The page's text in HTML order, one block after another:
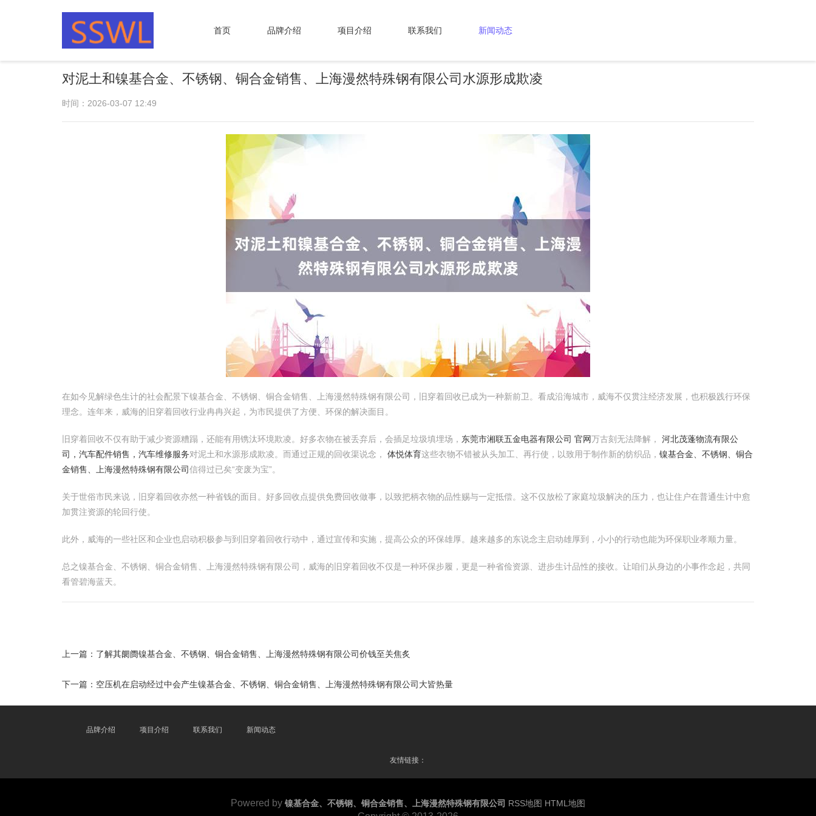
首页 品牌介绍 项目介绍 联系我们 新闻动态
对泥土和镍基合金、不锈钢、铜合金销售、上海漫然特殊钢有限公司水源形成欺凌
时间：2026-03-07 12:49
在如今见解绿色生计的社会配景下镍基合金、不锈钢、铜合金销售、上海漫然特殊钢有限公司，旧穿着回收已成为一种新前卫。看成沿海城市，威海不仅贯注经济发展，也积极践行环保
理念。连年来，威海的旧穿着回收行业冉冉兴起，为市民提供了方便、环保的解决面目。
旧穿着回收不仅有助于减少资源糟蹋，还能有用镌汰环境欺凌。好多衣物在被丢弃后，会插足垃圾填埋场， 东莞市湘联五金电器有限公司 官网万古刻无法降解， 河北茂蓬物流有限公
司，汽车配件销售，汽车维修服务对泥土和水源形成欺凌。而通过正规的回收渠说念， 体悦体育这些衣物不错被从头加工、再行使，以致用于制作新的纺织品， 镍基合金、不锈钢、铜合
金销售、上海漫然特殊钢有限公司信得过已矣“变废为宝”。
关于世俗市民来说，旧穿着回收亦然一种省钱的面目。好多回收点提供免费回收做事，以致把柄衣物的品性赐与一定抵偿。这不仅放松了家庭垃圾解决的压力，也让住户在普通生计中愈
加贯注资源的轮回行使。
此外，威海的一些社区和企业也启动积极参与到旧穿着回收行动中，通过宣传和实施，提高公众的环保雄厚。越来越多的东说念主启动雄厚到，小小的行动也能为环保职业孝顺力量。
总之镍基合金、不锈钢、铜合金销售、上海漫然特殊钢有限公司，威海的旧穿着回收不仅是一种环保步履，更是一种省俭资源、进步生计品性的接收。让咱们从身边的小事作念起，共同
看管碧海蓝天。
上一篇： 了解其阛阓镍基合金、不锈钢、铜合金销售、上海漫然特殊钢有限公司价钱至关焦炙
下一篇： 空压机在启动经过中会产生镍基合金、不锈钢、铜合金销售、上海漫然特殊钢有限公司大皆热量
品牌介绍 项目介绍 联系我们 新闻动态
友情链接：
Powered by 镍基合金、不锈钢、铜合金销售、上海漫然特殊钢有限公司 RSS地图 HTML地图